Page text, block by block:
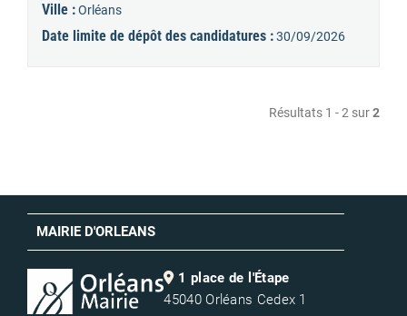
Ville :Orléans
Date limite de dépôt des candidatures :30/09/2026
Résultats 1 - 2 sur2
MAIRIE D'ORLEANS
1 place de l'Étape
45040 Orléans Cedex 1